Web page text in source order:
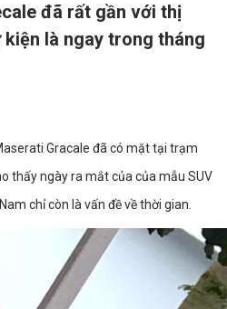
đã rất gần với thị
là ngay trong tháng
Gracale đã có mặt tại trạm
thấy ngày ra mắt của của mẫu SUV
chỉ còn là vấn đề về thời gian.